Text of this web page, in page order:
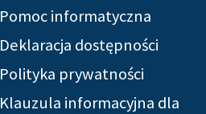
Pomoc informatyczna
Deklaracja dostępności
Polityka prywatności
Klauzula informacyjna dla